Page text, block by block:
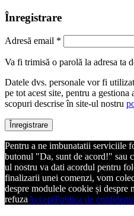
Înregistrare
Adresă email *
Va fi trimisă o parolă la adresa ta
Datele dvs. personale vor fi
pe tot acest site, pentru a
scopuri descrise în site-ul nostru
Înregistrare
Pentru a ne imbunatatii serviciile
butonul "Da, sunt de acord!" sau
ul nostru va dati acordul pentru
finalizarii unei comenzi, vom
despre modulele cookie și despre
refuzaAcceptPolitica de